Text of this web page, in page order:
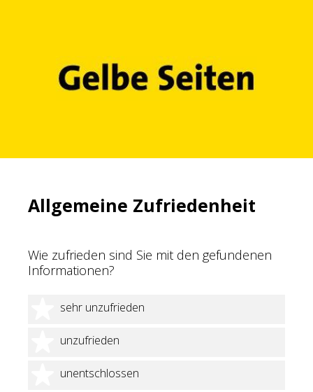
Allgemeine Zufriedenheit
Wie zufrieden sind Sie mit den gefundenen
Informationen?
sehr unzufrieden
1 Stern
unzufrieden
2 Sterne
unentschlossen
3 Sterne